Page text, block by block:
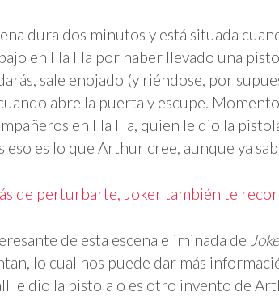
dura dos minutos y está situada
en Ha Ha por haber llevado una
sale enojado (y riéndose, por
abre la puerta y escupe.
en Ha Ha, quien le dio la
eso es lo que Arthur cree, aunque ya
de perturbarte, Joker también te
de esta escena eliminada de
lo cual nos puede dar más
le dio la pistola o es otro invento de